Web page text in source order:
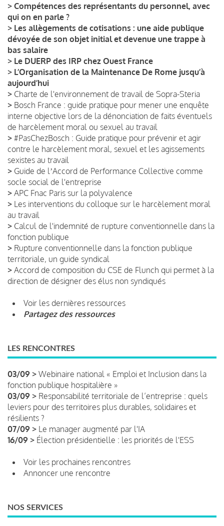
> Compétences des représentants du personnel, avec
qui on en parle ?
> Les allègements de cotisations : une aide publique
dévoyée de son objet initial et devenue une trappe à
bas salaire
> Le DUERP des IRP chez Ouest France
> L’Organisation de la Maintenance De Rome jusqu’à
aujourd’hui
> Charte de l'environnement de travail de Sopra-Steria
> Bosch France : guide pratique pour mener une enquête
interne objective lors de la dénonciation de faits éventuels
de harcèlement moral ou sexuel au travail
> #PasChezBosch : Guide pratique pour prévenir et agir
contre le harcèlement moral, sexuel et les agissements
sexistes au travail
> Guide de lʼAccord de Performance Collective comme
socle social de l'entreprise
> APC Fnac Paris sur la polyvalence
> Les interventions du colloque sur le harcèlement moral
au travail
> Calcul de l'indemnité de rupture conventionnelle dans la
fonction publique
> Rupture conventionnelle dans la fonction publique
territoriale, un guide syndical
> Accord de composition du CSE de Flunch qui permet à la
direction de désigner des élus non syndiqués
Voir les dernières ressources
Partagez des ressources
LES RENCONTRES
03/09 > Webinaire national « Emploi et Inclusion dans la
fonction publique hospitalière »
03/09 > Responsabilité territoriale de l’entreprise : quels
leviers pour des territoires plus durables, solidaires et
résilients ?
07/09 > Le manager augmenté par l'IA
16/09 > Élection présidentielle : les priorités de l'ESS
Voir les prochaines rencontres
Annoncer une rencontre
NOS SERVICES